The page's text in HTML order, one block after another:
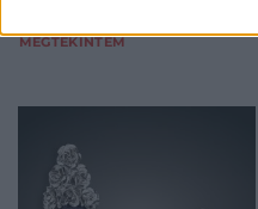
MEGTEKINTEM